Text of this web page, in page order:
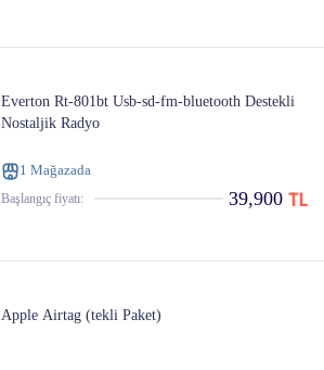
Everton Rt-801bt Usb-sd-fm-bluetooth Destekli
Nostaljik Radyo
1 Mağazada
Başlangıç ​​fiyatı: 39,900
Apple Airtag (tekli Paket)